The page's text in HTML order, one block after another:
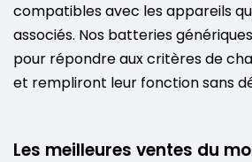
compatibles avec les appareils
associés. Nos batteries
pour répondre aux critères de
et rempliront leur fonction sans
Les meilleures ventes du